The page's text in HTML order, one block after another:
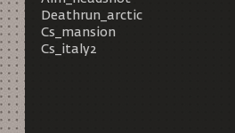
Deathrun_arctic
Cs_mansion
Cs_italy2